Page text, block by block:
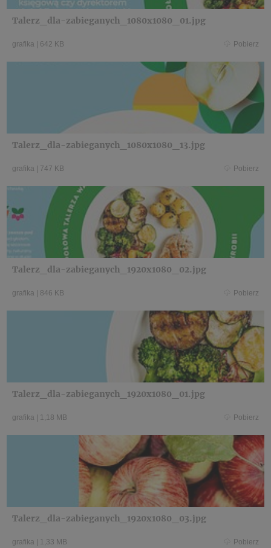
Talerz_dla-zabieganych_1080x1080_01.jpg
grafika 642 KB Pobierz
Talerz_dla-zabieganych_1080x1080_13.jpg
grafika 747 KB Pobierz
Talerz_dla-zabieganych_1920x1080_02.jpg
grafika 846 KB Pobierz
Talerz_dla-zabieganych_1920x1080_01.jpg
grafika 1,18 MB Pobierz
Talerz_dla-zabieganych_1920x1080_03.jpg
grafika 1,33 MB Pobierz